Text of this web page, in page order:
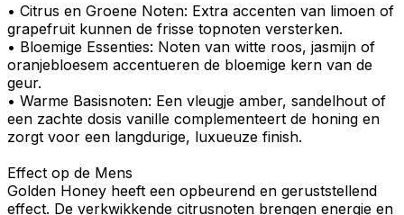
• Citrus en Groene Noten: Extra accenten van limoen of
grapefruit kunnen de frisse topnoten versterken.
• Bloemige Essenties: Noten van witte roos, jasmijn of
oranjebloesem accentueren de bloemige kern van de
geur.
• Warme Basisnoten: Een vleugje amber, sandelhout of
een zachte dosis vanille complementeert de honing en
zorgt voor een langdurige, luxueuze finish.
Effect op de Mens
Golden Honey heeft een opbeurend en geruststellend
effect. De verkwikkende citrusnoten brengen energie en